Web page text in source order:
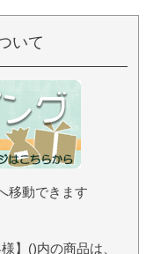
いて
移動できます
】()内の商品は、